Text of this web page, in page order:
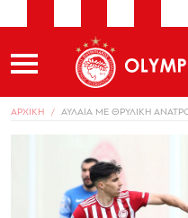
ΑΡΧΙΚΗ ΑΥΛΑΙΑ ΜΕ ΘΡΥΛΙΚΗ